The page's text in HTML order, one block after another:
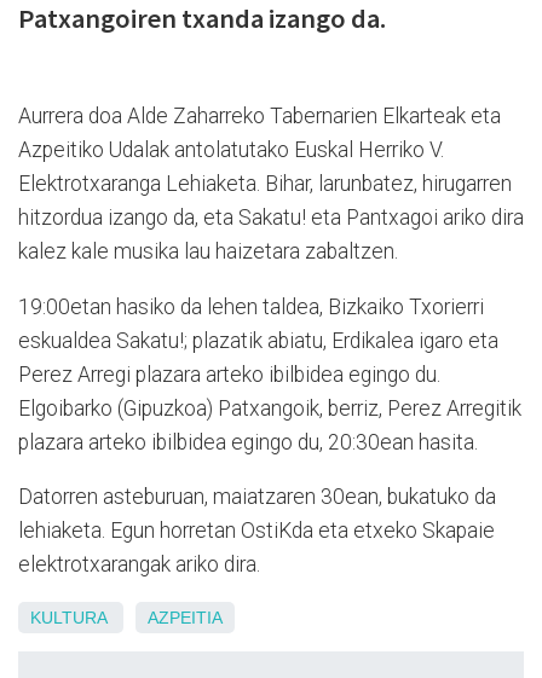
Patxangoiren txanda izango da.
Aurrera doa Alde Zaharreko Tabernarien Elkarteak eta
Azpeitiko Udalak antolatutako Euskal Herriko V.
Elektrotxaranga Lehiaketa. Bihar, larunbatez, hirugarren
hitzordua izango da, eta Sakatu! eta Pantxagoi ariko dira
kalez kale musika lau haizetara zabaltzen.
19:00etan hasiko da lehen taldea, Bizkaiko Txorierri
eskualdea Sakatu!; plazatik abiatu, Erdikalea igaro eta
Perez Arregi plazara arteko ibilbidea egingo du.
Elgoibarko (Gipuzkoa) Patxangoik, berriz, Perez Arregitik
plazara arteko ibilbidea egingo du, 20:30ean hasita.
Datorren asteburuan, maiatzaren 30ean, bukatuko da
lehiaketa. Egun horretan OstiKda eta etxeko Skapaie
elektrotxarangak ariko dira.
KULTURA AZPEITIA